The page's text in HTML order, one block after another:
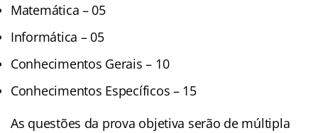
Matemática – 05
Informática – 05
Conhecimentos Gerais – 10
Conhecimentos Específicos – 15
As questões da prova objetiva serão de múltipla